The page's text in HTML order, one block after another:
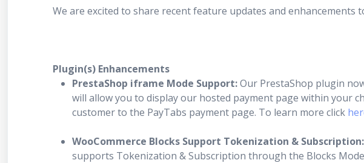
We are excited to share recent feature updates and
Plugin(s) Enhancements
PrestaShop iframe Mode Support:Our PrestaShop plugin
will allow you to display our hosted payment page within your
customer to the PayTabs payment page. To learn more click
WooCommerce Blocks Support Tokenization & Subscription:
supports Tokenization & Subscription through the Blocks